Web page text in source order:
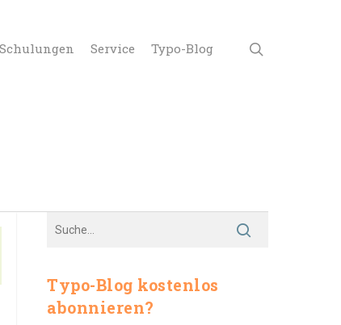
Service Typo-Blog
Typo-Blog kostenlos
abonnieren?